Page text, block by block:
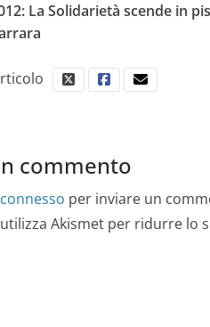
La Solidarietà scende in
commento
connesso per inviare un
Akismet per ridurre lo